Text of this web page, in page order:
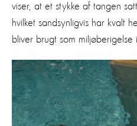
viser, at et stykke af tangen
hvilket sandsynligvis har kvalt
bliver brugt som miljøberigelse